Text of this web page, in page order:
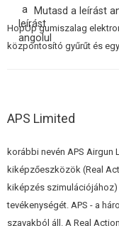
OUTDOOR,
ÉPÍTŐKÉSZLETEK,
REKLÁM TÁRGYAK
SÉRÜLT, HASZNÁLT
HÍREK
Mutasd a leírást
HopUp gumiszalag
központosító gyűrűt és
APS Limited
korábbi nevén APS Airgun
kiképzőeszközök (Real
kiképzés
tevékenységét. APS - a
szavakból áll. A Real